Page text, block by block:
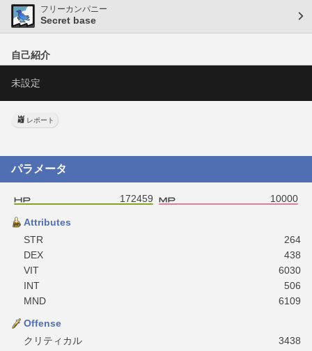
フリーカンパニー
Secret base
自己紹介
未設定
レポート
パラメータ
172459 10000
Attributes
STR
264
DEX
438
VIT
6030
INT
506
MND
6109
Offense
クリティカル
3438